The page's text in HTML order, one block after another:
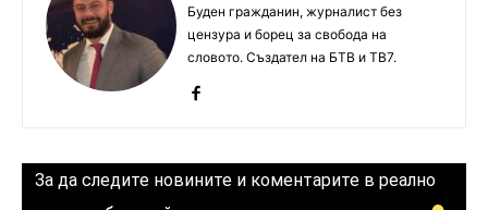
Буден гражданин, журналист без
цензура и борец за свобода на
словото. Създател на БТВ и ТВ7.
За да следите новините и коментарите в реално